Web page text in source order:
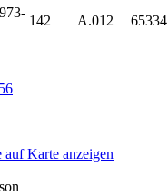
142 A.012 65334
auf Karte anzeigen